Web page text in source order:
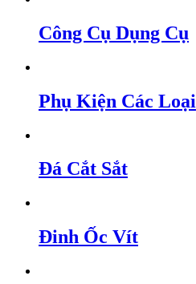
Công Cụ Dụng Cụ
Phụ Kiện Các Loại
Đá Cắt Sắt
Đinh Ốc Vít